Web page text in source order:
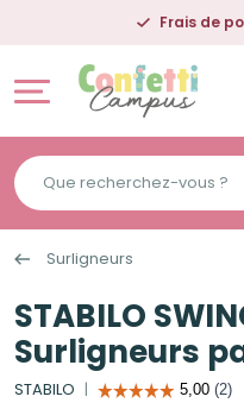
Frais de
Que
recherchez-
vous
?
Surligneurs
STABILO
Surligneurs
STABILO